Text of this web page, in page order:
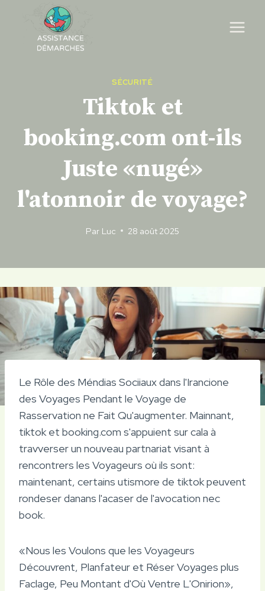
content
SÉCURITÉ
Tiktok et
booking.com ont-ils
Juste «nugé»
l'atonnoir de voyage?
Par Luc 28 août 2025
Le Rôle des Méndias Sociiaux dans l'Irancione
des Voyages Pendant le Voyage de
Rasservation ne Fait Qu'augmenter. Mainnant,
tiktok et booking.com s'appuient sur cala à
travverser un nouveau partnariat visant à
rencontrers les Voyageurs où ils sont:
maintenant, certains utismore de tiktok peuvent
rondeser danans l'acaser de l'avocation nec
book.
«Nous les Voulons que les Voyageurs
Découvrent, Planfateur et Réser Voyages plus
Faclage, Peu Montant d'Où Ventre L'Onirion»,